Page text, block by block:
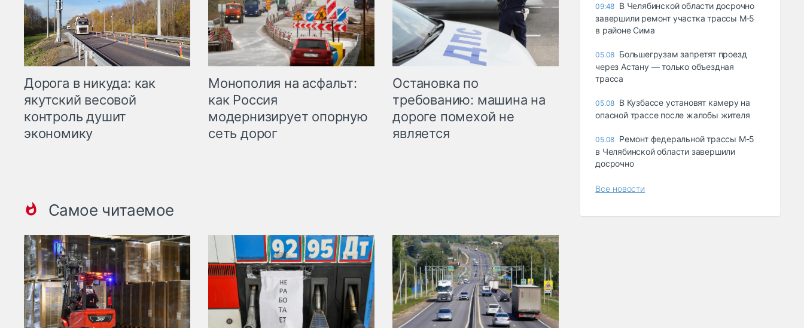
Дорога в никуда: как
якутский весовой
контроль душит
экономику
Монополия на асфальт:
как Россия
модернизирует опорную
сеть дорог
Остановка по
требованию: машина на
дороге помехой не
является
Самое читаемое
09:48 В Челябинской области досрочно
завершили ремонт участка трассы М‑5
в районе Сима
05.08 Большегрузам запретят проезд
через Астану — только объездная
трасса
05.08 В Кузбассе установят камеру на
опасной трассе после жалобы жителя
05.08 Ремонт федеральной трассы М-5
в Челябинской области завершили
досрочно
Все новости